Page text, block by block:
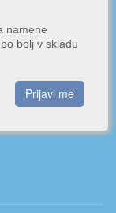
namene
bolj v skladu
Prijavi me